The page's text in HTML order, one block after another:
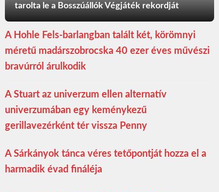
tarolta le a Bosszúállók Végjáték rekordját
A Hohle Fels-barlangban talált két, körömnyi
méretű madárszobrocska 40 ezer éves művészi
bravúrról árulkodik
A Stuart az univerzum ellen alternatív
univerzumában egy keménykezű
gerillavezérként tér vissza Penny
A Sárkányok tánca véres tetőpontját hozza el a
harmadik évad fináléja